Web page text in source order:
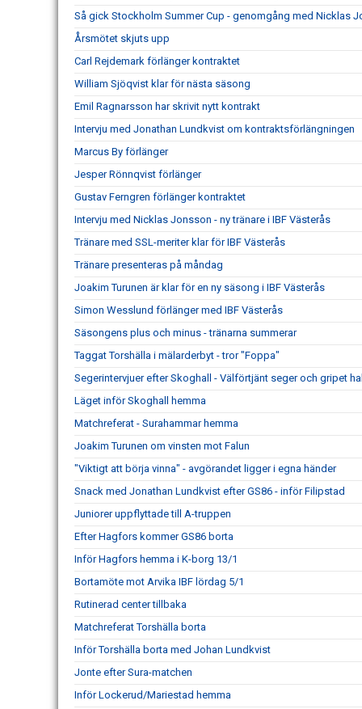
Så gick Stockholm Summer Cup - genomgång med Nicklas
Årsmötet skjuts upp
Carl Rejdemark förlänger kontraktet
William Sjöqvist klar för nästa säsong
Emil Ragnarsson har skrivit nytt kontrakt
Intervju med Jonathan Lundkvist om kontraktsförlängningen
Marcus By förlänger
Jesper Rönnqvist förlänger
Gustav Ferngren förlänger kontraktet
Intervju med Nicklas Jonsson - ny tränare i IBF Västerås
Tränare med SSL-meriter klar för IBF Västerås
Tränare presenteras på måndag
Joakim Turunen är klar för en ny säsong i IBF Västerås
Simon Wesslund förlänger med IBF Västerås
Säsongens plus och minus - tränarna summerar
Taggat Torshälla i mälarderbyt - tror "Foppa"
Segerintervjuer efter Skoghall - Välförtjänt seger och gripet
Läget inför Skoghall hemma
Matchreferat - Surahammar hemma
Joakim Turunen om vinsten mot Falun
"Viktigt att börja vinna" - avgörandet ligger i egna händer
Snack med Jonathan Lundkvist efter GS86 - inför Filipstad
Juniorer uppflyttade till A-truppen
Efter Hagfors kommer GS86 borta
Inför Hagfors hemma i K-borg 13/1
Bortamöte mot Arvika IBF lördag 5/1
Rutinerad center tillbaka
Matchreferat Torshälla borta
Inför Torshälla borta med Johan Lundkvist
Jonte efter Sura-matchen
Inför Lockerud/Mariestad hemma